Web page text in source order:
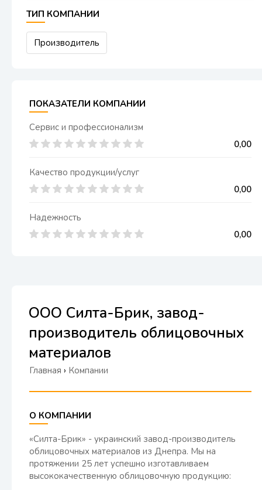
ТИП КОМПАНИИ
Производитель
ПОКАЗАТЕЛИ КОМПАНИИ
Сервис и профессионализм
0,00
Качество продукции/услуг
0,00
Надежность
0,00
ООО Силта-Брик, завод-
производитель облицовочных
материалов
Главная › Компании
О КОМПАНИИ
«Силта-Брик» - украинский завод-производитель
облицовочных материалов из Днепра. Мы на
протяжении 25 лет успешно изготавливаем
высококачественную облицовочную продукцию: